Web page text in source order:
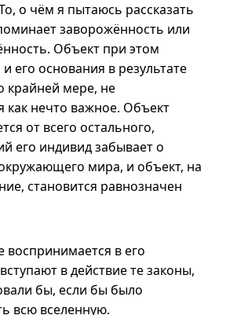
о чём я пытаюсь рассказать
заворожённость или
Объект при этом
его основания в результате
крайней мере, не
как нечто важное. Объект
от всего остального,
его индивид забывает о
мира, и объект, на
становится равнозначен
воспринимается в его
в действие те законы,
бы, если бы было
всю вселенную.